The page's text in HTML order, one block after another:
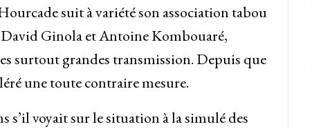
suit à variété son association tabou
David Ginola et Antoine Kombouaré,
surtout grandes transmission. Depuis que
une toute contraire mesure.
s’il voyait sur le situation à la simulé des